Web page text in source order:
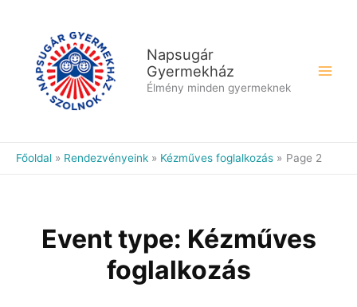
Napsugár
Gyermekház
Élmény minden gyermeknek
Főoldal Rendezvényeink Kézműves foglalkozás Page 2
Event type: Kézműves
foglalkozás